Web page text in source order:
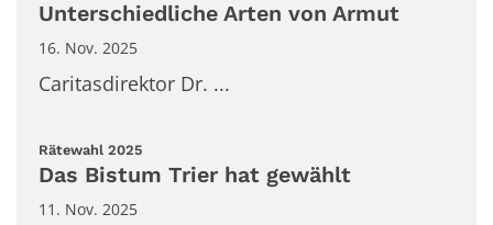
Unterschiedliche Arten von Armut
16. Nov. 2025
Caritasdirektor Dr. ...
Rätewahl 2025:
Das Bistum Trier hat gewählt
11. Nov. 2025